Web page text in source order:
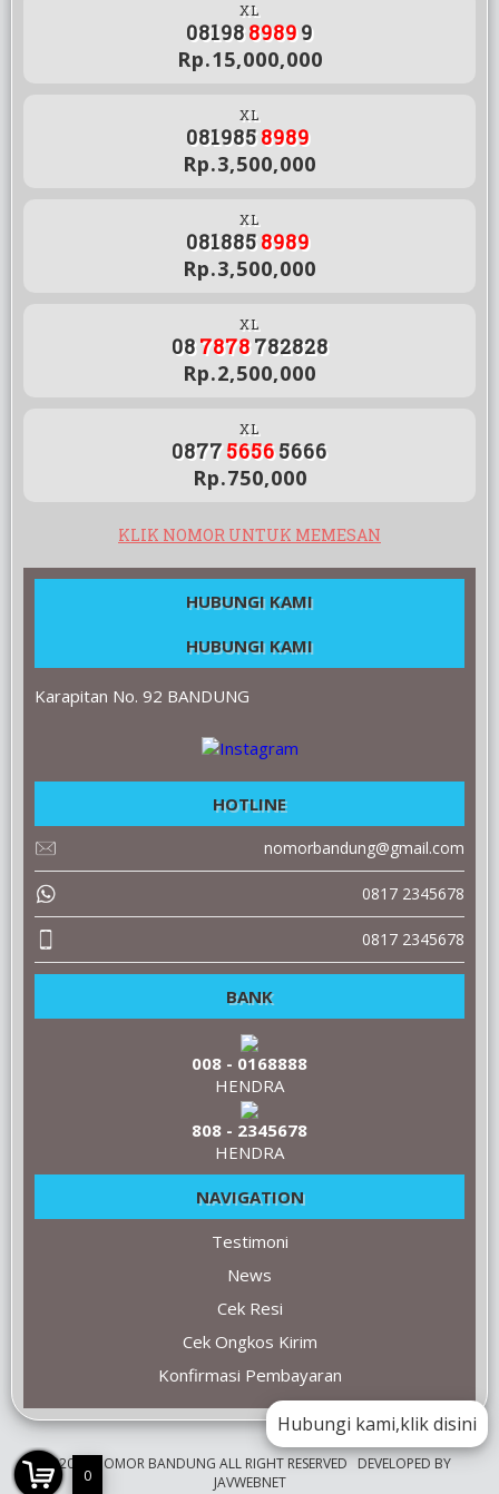
Hubungi kami,klik disini
0
XL
0819889899
Rp.15,000,000
XL
0819858989
Rp.3,500,000
XL
0818858989
Rp.3,500,000
XL
087878782828
Rp.2,500,000
XL
087756565666
Rp.750,000
KLIK NOMOR UNTUK MEMESAN
HUBUNGI KAMI
HUBUNGI KAMI
Karapitan No. 92 BANDUNG
HOTLINE
nomorbandung@gmail.com
0817 2345678
0817 2345678
BANK
008 - 0168888
HENDRA
808 - 2345678
HENDRA
NAVIGATION
Testimoni
News
Cek Resi
Cek Ongkos Kirim
Konfirmasi Pembayaran
©2009 NOMOR BANDUNG ALL RIGHT RESERVED DEVELOPED BY
JAVWEBNET